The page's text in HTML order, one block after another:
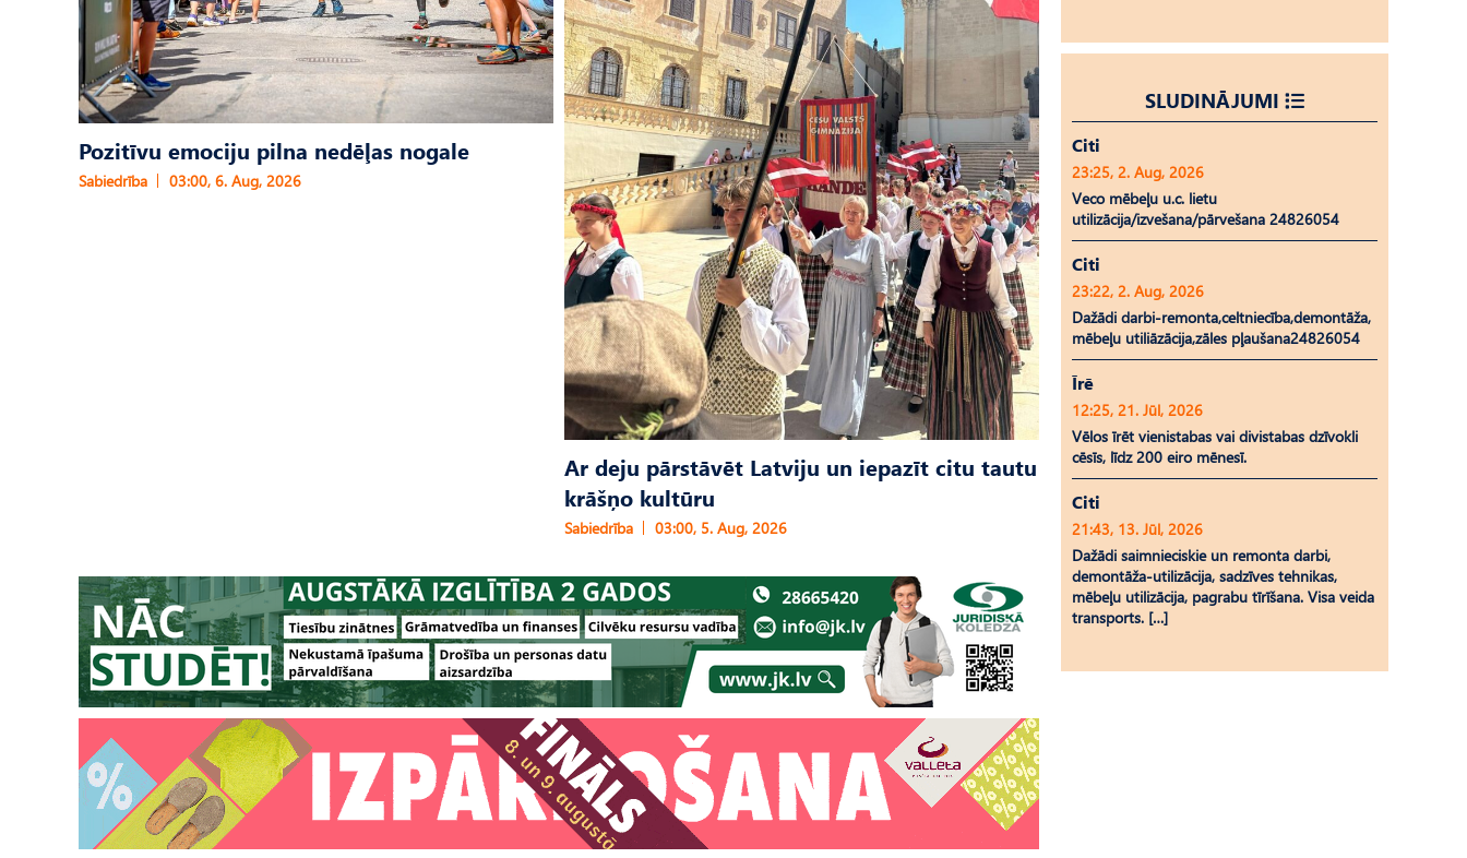
Pozitīvu emociju pilna nedēļas nogale
Sabiedrība 03:00, 6. Aug, 2026
Ar deju pārstāvēt Latviju un iepazīt citu tautu
krāšņo kultūru
Sabiedrība 03:00, 5. Aug, 2026
SLUDINĀJUMI
Citi
23:25, 2. Aug, 2026
Veco mēbeļu u.c. lietu
utilizācija/izvešana/pārvešana 24826054
Citi
23:22, 2. Aug, 2026
Dažādi darbi-remonta,celtniecība,demontāža,
mēbeļu utiliāzācija,zāles pļaušana24826054
Īrē
12:25, 21. Jūl, 2026
Vēlos īrēt vienistabas vai divistabas dzīvokli
cēsīs, līdz 200 eiro mēnesī.
Citi
21:43, 13. Jūl, 2026
Dažādi saimnieciskie un remonta darbi,
demontāža-utilizācija, sadzīves tehnikas,
mēbeļu utilizācija, pagrabu tīrīšana. Visa veida
transports. […]